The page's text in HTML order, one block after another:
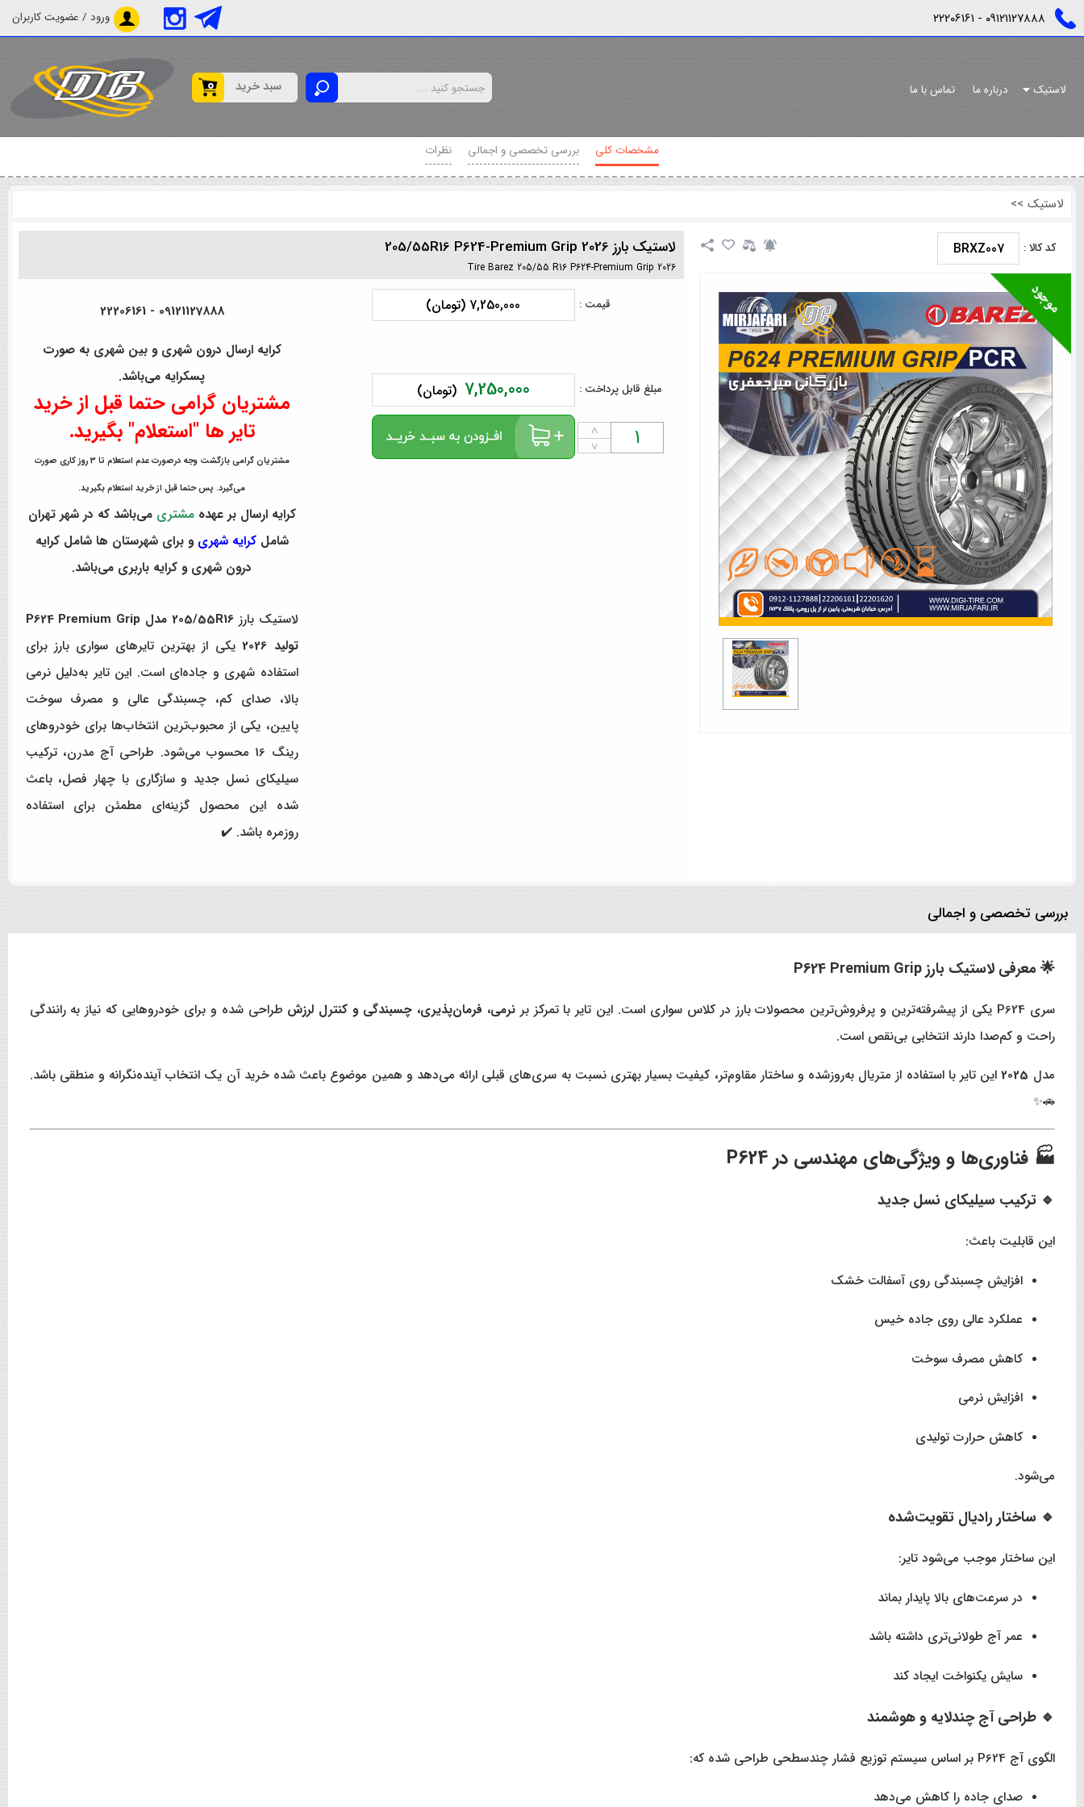
٠٩١٢١١٢٧٨٨٨ - ٢٢٢٠٦١٦١ ورود / عضویت کاربران
سبد خرید 0 لاستیک درباره ما تماس با ما
مشخصات کلی بررسی تخصصی و اجمالی نظرات
لاستیک >>
کد کالا : BRXZ007 لاستیک بارز 205/55R16 P624-Premium Grip 2026
Tire Barez 205/55 R16 P624-Premium Grip 2026
قیمت : 7,250,000 (تومان)
مبلغ قابل پرداخت : 7,250,000 (تومان)
˄
˅
09121127888 - 22206161
کرایه ارسال درون شهری و بین شهری به صورت
پسکرایه می‌باشد.
مشتریان گرامی حتما قبل از خرید
تایر ها "استعلام" بگیرید.
مشتریان گرامی بازگشت وجه درصورت عدم استعلام تا 3 روز کاری صورت
می‌گیرد. پس حتما قبل از خرید استعلام بگیرید.
کرایه ارسال بر عهدهمشتری می‌باشد که در شهر تهران
شاملکرایه شهری و برای شهرستان ها شامل کرایه
درون شهری و کرایه باربری می‌باشد.
لاستیک بارز
205/55R16 مدل P624 Premium Grip
تولید 2026
یکی از بهترین تایرهای سواری بارز برای
استفاده شهری و جاده‌ای است. این تایر به‌دلیل نرمی
بالا، صدای کم، چسبندگی عالی و مصرف سوخت
پایین، یکی از محبوب‌ترین انتخاب‌ها برای خودروهای
رینگ 16 محسوب می‌شود. طراحی آج مدرن، ترکیب
سیلیکای نسل جدید و سازگاری با چهار فصل، باعث
شده این محصول گزینه‌ای مطمئن برای استفاده
روزمره باشد. ✔️
بررسی تخصصی و اجمالی
🌟 معرفی لاستیک بارز P624 Premium Grip
سری P624 یکی از پیشرفته‌ترین و پرفروش‌ترین محصولات بارز در کلاس سواری است. این تایر با تمرکز بر نرمی، فرمان‌پذیری، چسبندگی و کنترل لرزش طراحی شده و برای خودروهایی که نیاز به رانندگی
راحت و کم‌صدا دارند انتخابی بی‌نقص است.
مدل 2025این تایر با استفاده از متریال به‌روزشده و ساختار مقاوم‌تر، کیفیت بسیار بهتری نسبت به سری‌های قبلی ارائه می‌دهد و همین موضوع باعث شده خرید آن یک انتخاب آینده‌نگرانه و منطقی باشد.
🚗✨
🏭فناوری‌ها و ویژگی‌های مهندسی در P624
🔹 ترکیب سیلیکای نسل جدید
این قابلیت باعث:
افزایش چسبندگی روی آسفالت خشک
عملکرد عالی روی جاده خیس
کاهش مصرف سوخت
افزایش نرمی
کاهش حرارت تولیدی
می‌شود.
🔹 ساختار رادیال تقویت‌شده
این ساختار موجب می‌شود تایر:
در سرعت‌های بالا پایدار بماند
عمر آج طولانی‌تری داشته باشد
سایش یکنواخت ایجاد کند
🔹 طراحی آج چندلایه و هوشمند
الگوی آج P624 بر اساس سیستم توزیع فشار چندسطحی طراحی شده که:
صدای جاده را کاهش می‌دهد